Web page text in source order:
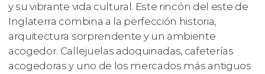
y su vibrante vida cultural. Este rincón del este de
Inglaterra combina a la perfección historia,
arquitectura sorprendente y un ambiente
acogedor. Callejuelas adoquinadas, cafeterías
acogedoras y uno de los mercados más antiguos